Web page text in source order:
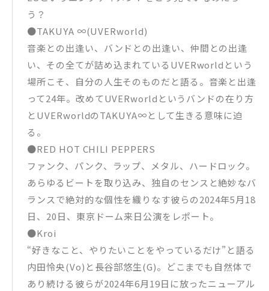
う？
●TAKUYA ∞(UVERworld)
音楽との出逢い、バンドとの出逢い、仲間との出逢
い、その全てが詰め込まれているUVERworldという
場所こそ、自分の人生そのものだと語る。音楽と出逢
って24年。改めてUVERworldというバンドの在り方
とUVERworldのTAKUYA∞として生きる意味に迫
る。
●RED HOT CHILI PEPPERS
ファンク、パンク、ラップ、メタル、ハードロック。
あらゆるビートを取り込み、独自のセンスと絶妙なバ
ランスで絶対的な個性を織りなす彼らの2024年5月18
日、20日、東京ドーム来日公演をレポート。
●Kroi
“好きなこと、やりたいことをやっているだけ”と語る
内田怜央(Vo)と長谷部悠生(G)。どこまでも自然体で
あり続ける彼らが2024年6月19日に放ったニューアル